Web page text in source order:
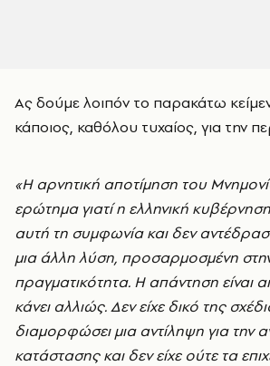
Ας δούμε λοιπόν το παρακάτω
κάποιος, καθόλου τυχαίος, για την
«Η αρνητική αποτίμηση του
ερώτημα γιατί η ελληνική
αυτή τη συμφωνία και δεν
μια άλλη λύση, προσαρμοσμένη
πραγματικότητα. Η απάντηση είναι
κάνει αλλιώς. Δεν είχε δικό της
διαμορφώσει μια αντίληψη για την
κατάστασης και δεν είχε ούτε τα